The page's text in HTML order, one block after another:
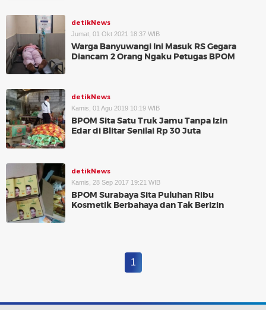
detikNews
Jumat, 01 Okt 2021 18:37 WIB
Warga Banyuwangi Ini Masuk RS Gegara
Diancam 2 Orang Ngaku Petugas BPOM
detikNews
Kamis, 01 Agu 2019 10:19 WIB
BPOM Sita Satu Truk Jamu Tanpa Izin
Edar di Blitar Senilai Rp 30 Juta
detikNews
Kamis, 28 Sep 2017 19:21 WIB
BPOM Surabaya Sita Puluhan Ribu
Kosmetik Berbahaya dan Tak Berizin
1